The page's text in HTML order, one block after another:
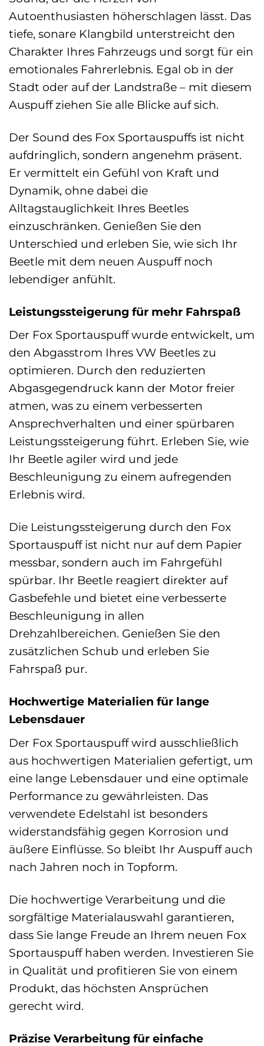
Autoenthusiasten höherschlagen lässt. Das
tiefe, sonare Klangbild unterstreicht den
Charakter Ihres Fahrzeugs und sorgt für ein
emotionales Fahrerlebnis. Egal ob in der
Stadt oder auf der Landstraße – mit diesem
Auspuff ziehen Sie alle Blicke auf sich.
Der Sound des Fox Sportauspuffs ist nicht
aufdringlich, sondern angenehm präsent.
Er vermittelt ein Gefühl von Kraft und
Dynamik, ohne dabei die
Alltagstauglichkeit Ihres Beetles
einzuschränken. Genießen Sie den
Unterschied und erleben Sie, wie sich Ihr
Beetle mit dem neuen Auspuff noch
lebendiger anfühlt.
Leistungssteigerung für mehr Fahrspaß
Der Fox Sportauspuff wurde entwickelt, um
den Abgasstrom Ihres VW Beetles zu
optimieren. Durch den reduzierten
Abgasgegendruck kann der Motor freier
atmen, was zu einem verbesserten
Ansprechverhalten und einer spürbaren
Leistungssteigerung führt. Erleben Sie, wie
Ihr Beetle agiler wird und jede
Beschleunigung zu einem aufregenden
Erlebnis wird.
Die Leistungssteigerung durch den Fox
Sportauspuff ist nicht nur auf dem Papier
messbar, sondern auch im Fahrgefühl
spürbar. Ihr Beetle reagiert direkter auf
Gasbefehle und bietet eine verbesserte
Beschleunigung in allen
Drehzahlbereichen. Genießen Sie den
zusätzlichen Schub und erleben Sie
Fahrspaß pur.
Hochwertige Materialien für lange
Lebensdauer
Der Fox Sportauspuff wird ausschließlich
aus hochwertigen Materialien gefertigt, um
eine lange Lebensdauer und eine optimale
Performance zu gewährleisten. Das
verwendete Edelstahl ist besonders
widerstandsfähig gegen Korrosion und
äußere Einflüsse. So bleibt Ihr Auspuff auch
nach Jahren noch in Topform.
Die hochwertige Verarbeitung und die
sorgfältige Materialauswahl garantieren,
dass Sie lange Freude an Ihrem neuen Fox
Sportauspuff haben werden. Investieren Sie
in Qualität und profitieren Sie von einem
Produkt, das höchsten Ansprüchen
gerecht wird.
Präzise Verarbeitung für einfache